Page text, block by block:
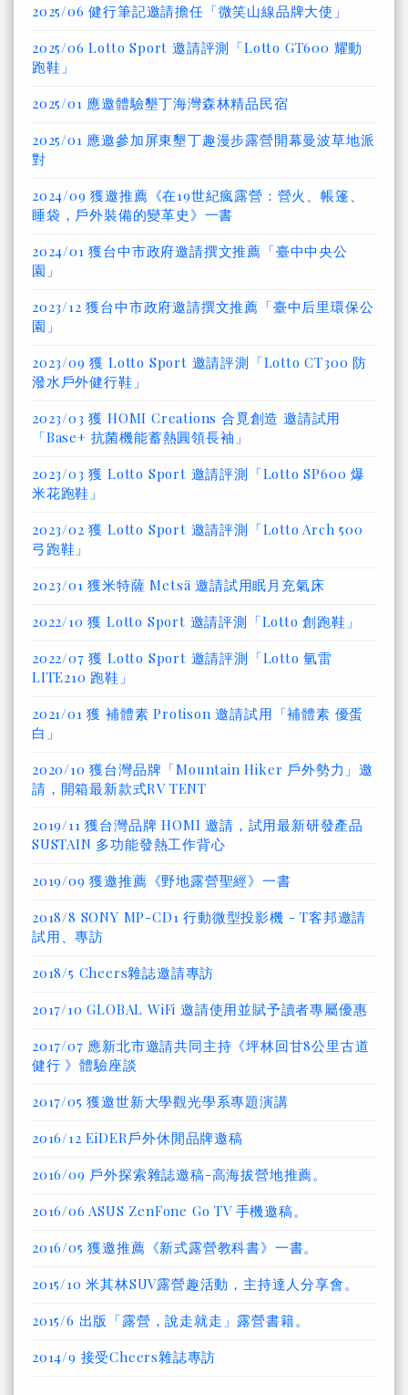
2025/06 健行筆記邀請擔任「微笑山線品牌大使」
2025/06 Lotto Sport 邀請評測「Lotto GT600 耀動
跑鞋」
2025/01 應邀體驗墾丁海灣森林精品民宿
2025/01 應邀參加屏東墾丁趣漫步露營開幕曼波草地派
對
2024/09 獲邀推薦《在19世紀瘋露營：營火、帳篷、
睡袋，戶外裝備的變革史》一書
2024/01 獲台中市政府邀請撰文推薦「臺中中央公
園」
2023/12 獲台中市政府邀請撰文推薦「臺中后里環保公
園」
2023/09 獲 Lotto Sport 邀請評測「Lotto CT300 防
潑水戶外健行鞋」
2023/03 獲 HOMI Creations 合覓創造 邀請試用
「Base+ 抗菌機能蓄熱圓領長袖」
2023/03 獲 Lotto Sport 邀請評測「Lotto SP600 爆
米花跑鞋」
2023/02 獲 Lotto Sport 邀請評測「Lotto Arch 500
弓跑鞋」
2023/01 獲米特薩 Metsä 邀請試用眠月充氣床
2022/10 獲 Lotto Sport 邀請評測「Lotto 創跑鞋」
2022/07 獲 Lotto Sport 邀請評測「Lotto 氫雷
LITE210 跑鞋」
2021/01 獲 補體素 Protison 邀請試用「補體素 優蛋
白」
2020/10 獲台灣品牌「Mountain Hiker 戶外勢力」邀
請，開箱最新款式RV TENT
2019/11 獲台灣品牌 HOMI 邀請，試用最新研發產品
SUSTAIN 多功能發熱工作背心
2019/09 獲邀推薦《野地露營聖經》一書
2018/8 SONY MP-CD1 行動微型投影機 - T客邦邀請
試用、專訪
2018/5 Cheers雜誌邀請專訪
2017/10 GLOBAL WiFi 邀請使用並賦予讀者專屬優惠
2017/07 應新北市邀請共同主持《坪林回甘8公里古道
健行 》體驗座談
2017/05 獲邀世新大學觀光學系專題演講
2016/12 EiDER戶外休閒品牌邀稿
2016/09 戶外探索雜誌邀稿-高海拔營地推薦。
2016/06 ASUS ZenFone Go TV 手機邀稿。
2016/05 獲邀推薦《新式露營教科書》一書。
2015/10 米其林SUV露營趣活動，主持達人分享會。
2015/6 出版「露營，說走就走」露營書籍。
2014/9 接受Cheers雜誌專訪